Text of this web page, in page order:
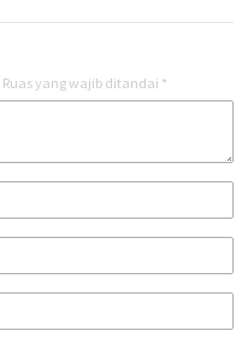
Ruas yang wajib ditandai *